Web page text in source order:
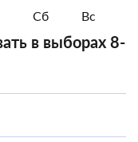
Сб Вс
в выборах 8-